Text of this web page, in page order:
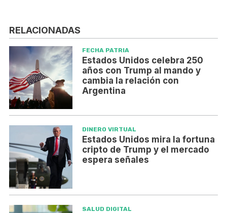
RELACIONADAS
FECHA PATRIA
Estados Unidos celebra 250
años con Trump al mando y
cambia la relación con
Argentina
DINERO VIRTUAL
Estados Unidos mira la fortuna
cripto de Trump y el mercado
espera señales
SALUD DIGITAL